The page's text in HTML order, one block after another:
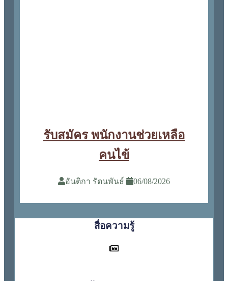
รับสมัคร พนักงานช่วยเหลือ
คนไข้
อันติกา รัตนพันธ์ 06/08/2026
สื่อความรู้